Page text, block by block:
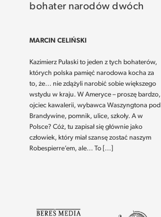
bohater narodów dwóch
MARCIN CELIŃSKI
Kazimierz Pułaski to jeden z tych bohaterów,
których polska pamięć narodowa kocha za
to, że… nie zdążyli narobić sobie większego
wstydu w kraju. W Ameryce – proszę bardzo,
ojciec kawalerii, wybawca Waszyngtona pod
Brandywine, pomnik, ulice, szkoły. A w
Polsce? Cóż, tu zapisał się głównie jako
człowiek, który miał szansę zostać naszym
Robespierre’em, ale… To […]